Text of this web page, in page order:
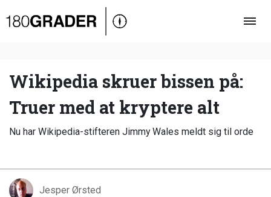
Oversigt
Debat
Video
Podcast
Wikipedia skruer bissen på:
Truer med at kryptere alt
Nu har Wikipedia-stifteren Jimmy Wales meldt sig til orde
Jesper Ørsted